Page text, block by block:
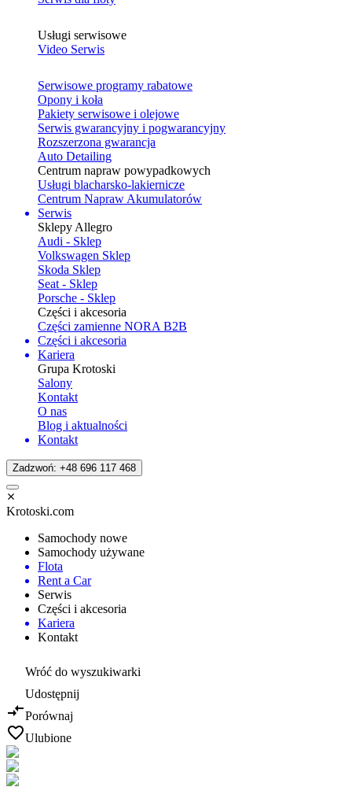
Usługi serwisowe
Video Serwis
Serwisowe programy rabatowe
Opony i koła
Pakiety serwisowe i olejowe
Serwis gwarancyjny i pogwarancyjny
Rozszerzona gwarancja
Auto Detailing
Centrum napraw powypadkowych
Usługi blacharsko-lakiernicze
Centrum Napraw Akumulatorów
Serwis
Sklepy Allegro
Audi - Sklep
Volkswagen Sklep
Skoda Sklep
Seat - Sklep
Porsche - Sklep
Części i akcesoria
Części zamienne NORA B2B
Części i akcesoria
Kariera
Grupa Krotoski
Salony
Kontakt
O nas
Blog i aktualności
Kontakt
Zadzwoń: +48 696 117 468
Krotoski.com
Samochody nowe
Samochody używane
Flota
Rent a Car
Serwis
Części i akcesoria
Kariera
Kontakt
Wróć do wyszukiwarki
Udostępnij
Porównaj
Ulubione